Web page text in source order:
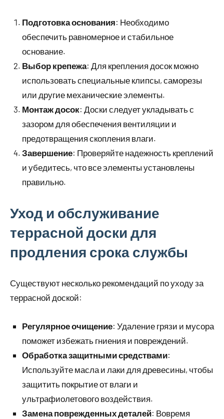
Подготовка основания: Необходимо
обеспечить равномерное и стабильное
основание.
Выбор крепежа: Для крепления досок можно
использовать специальные клипсы, саморезы
или другие механические элементы.
Монтаж досок: Доски следует укладывать с
зазором для обеспечения вентиляции и
предотвращения скопления влаги.
Завершение: Проверяйте надежность креплений
и убедитесь, что все элементы установлены
правильно.
Уход и обслуживание
террасной доски для
продления срока службы
Существуют несколько рекомендаций по уходу за
террасной доской:
Регулярное очищение: Удаление грязи и мусора
поможет избежать гниения и повреждений.
Обработка защитными средствами:
Используйте масла и лаки для древесины, чтобы
защитить покрытие от влаги и
ультрафиолетового воздействия.
Замена поврежденных деталей: Вовремя